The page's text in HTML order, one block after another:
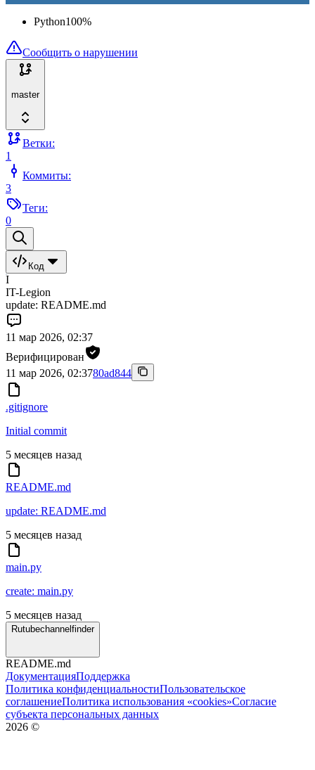
Python100%
Сообщить о нарушении
master
Ветки:
1
Коммиты:
3
Теги:
0
Код
I
IT-Legion
update: README.md
11 мар 2026, 02:37
Верифицирован
11 мар 2026, 02:3780ad844
.gitignore
Initial commit
5 месяцев назад
README.md
update: README.md
5 месяцев назад
main.py
create: main.py
5 месяцев назад
Rutubechannelfinder
README.md
ДокументацияПоддержка
Политика конфиденциальностиПользовательское
соглашениеПолитика использования «cookies»Согласие
субъекта персональных данных
2026 ©